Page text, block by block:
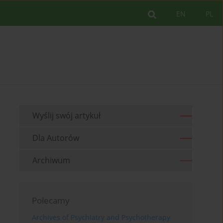
PL
EN
Wyślij swój artykuł
Dla Autorów
Archiwum
Polecamy
Archives of Psychiatry and Psychotherapy